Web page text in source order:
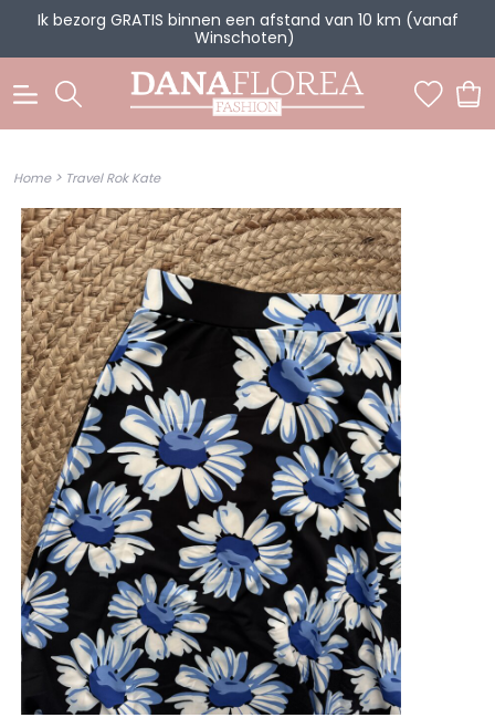
Ik bezorg GRATIS binnen een afstand van 10 km (vanaf
Winschoten)
Home> Travel Rok Kate